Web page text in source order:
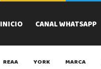
INICIO CANAL WHATSAPP
REAA YORK MARCA